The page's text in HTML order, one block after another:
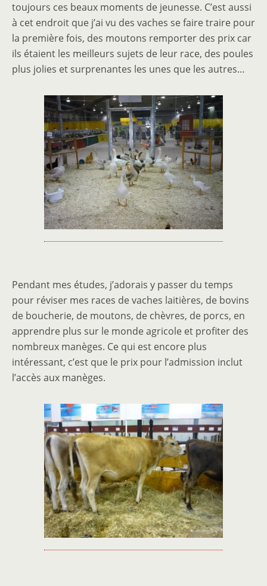
toujours ces beaux moments de jeunesse. C’est aussi
à cet endroit que j’ai vu des vaches se faire traire pour
la première fois, des moutons remporter des prix car
ils étaient les meilleurs sujets de leur race, des poules
plus jolies et surprenantes les unes que les autres…
Pendant mes études, j’adorais y passer du temps
pour réviser mes races de vaches laitières, de bovins
de boucherie, de moutons, de chèvres, de porcs, en
apprendre plus sur le monde agricole et profiter des
nombreux manèges. Ce qui est encore plus
intéressant, c’est que le prix pour l’admission inclut
l’accès aux manèges.